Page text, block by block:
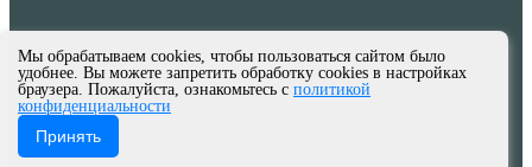
© МКУ КИМЦ 2013-2026
Мы обрабатываем cookies, чтобы пользоваться сайтом было
удобнее. Вы можете запретить обработку cookies в настройках
браузера. Пожалуйста, ознакомьтесь с политикой
конфиденциальности
Принять